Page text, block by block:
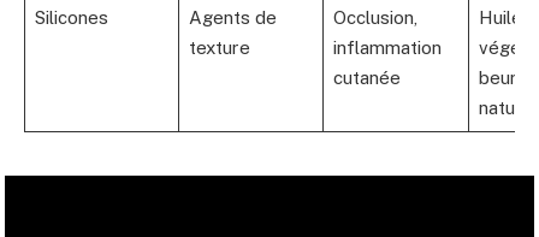
Silicones
Agents de
texture
Occlusion,
inflammation
cutanée
Huiles